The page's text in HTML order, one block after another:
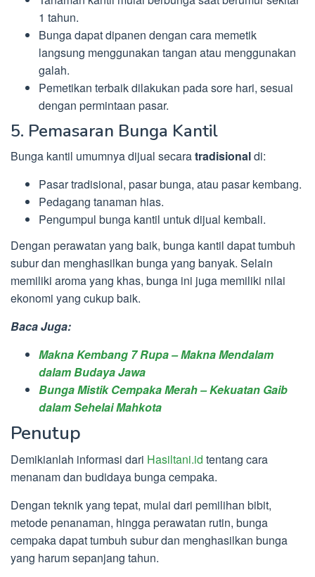
1 tahun.
Bunga dapat dipanen dengan cara memetik
langsung menggunakan tangan atau menggunakan
galah.
Pemetikan terbaik dilakukan pada sore hari, sesuai
dengan permintaan pasar.
5. Pemasaran Bunga Kantil
Bunga kantil umumnya dijual secaratradisionaldi:
Pasar tradisional, pasar bunga, atau pasar kembang.
Pedagang tanaman hias.
Pengumpul bunga kantil untuk dijual kembali.
Dengan perawatan yang baik, bunga kantil dapat tumbuh
subur dan menghasilkan bunga yang banyak. Selain
memiliki aroma yang khas, bunga ini juga memiliki nilai
ekonomi yang cukup baik.
Baca Juga:
Makna Kembang 7 Rupa – Makna Mendalam
dalam Budaya Jawa
Bunga Mistik Cempaka Merah – Kekuatan Gaib
dalam Sehelai Mahkota
Penutup
Demikianlah informasi dari Hasiltani.id tentang cara
menanam dan budidaya bunga cempaka.
Dengan teknik yang tepat, mulai dari pemilihan bibit,
metode penanaman, hingga perawatan rutin, bunga
cempaka dapat tumbuh subur dan menghasilkan bunga
yang harum sepanjang tahun.